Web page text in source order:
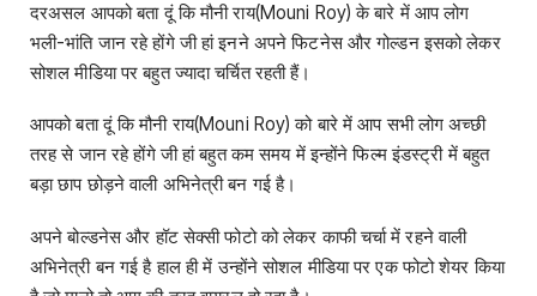
दरअसल आपको बता दूं कि मौनी राय(Mouni Roy) के बारे में आप लोग
भली-भांति जान रहे होंगे जी हां इनने अपने फिटनेस और गोल्डन इसको लेकर
सोशल मीडिया पर बहुत ज्यादा चर्चित रहती हैं।
आपको बता दूं कि मौनी राय(Mouni Roy) को बारे में आप सभी लोग अच्छी
तरह से जान रहे होंगे जी हां बहुत कम समय में इन्होंने फिल्म इंडस्ट्री में बहुत
बड़ा छाप छोड़ने वाली अभिनेत्री बन गई है।
अपने बोल्डनेस और हॉट सेक्सी फोटो को लेकर काफी चर्चा में रहने वाली
अभिनेत्री बन गई है हाल ही में उन्होंने सोशल मीडिया पर एक फोटो शेयर किया